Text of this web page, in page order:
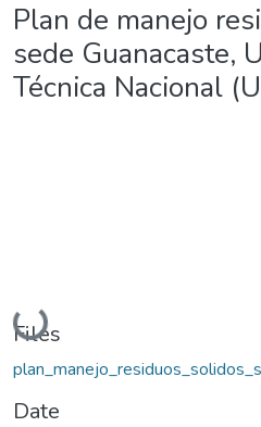
Plan de manejo
sede Guanacaste,
Técnica Nacional
Loading...
Files
Date